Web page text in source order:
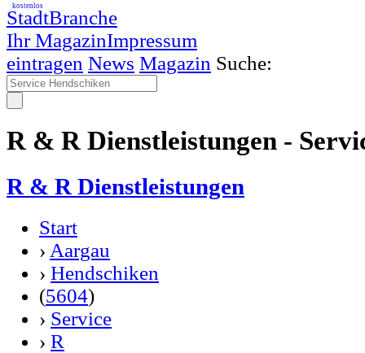
StadtBranche
Ihr MagazinImpressum
kostenlos
eintragen News Magazin Suche:
R & R Dienstleistungen -
R & R Dienstleistungen
Start
› Aargau
› Hendschiken
(5604)
› Service
› R